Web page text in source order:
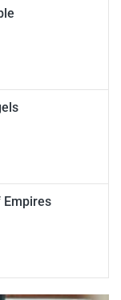
Empires